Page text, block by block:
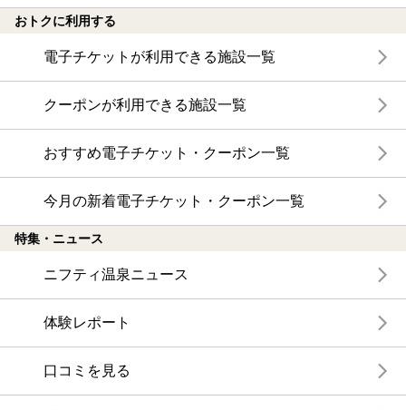
おトクに利用する
電子チケットが利用できる施設一覧
クーポンが利用できる施設一覧
おすすめ電子チケット・クーポン一覧
今月の新着電子チケット・クーポン一覧
特集・ニュース
ニフティ温泉ニュース
体験レポート
口コミを見る